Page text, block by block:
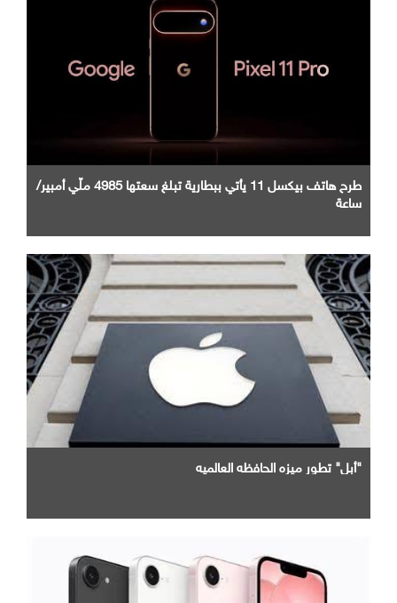
طرح هاتف بيكسل 11 يأتي ببطارية تبلغ سعتها 4985 ملّي أمبير/
ساعة
"أبل" تطور ميزه الحافظه العالميه